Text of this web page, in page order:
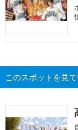
このスポットを見